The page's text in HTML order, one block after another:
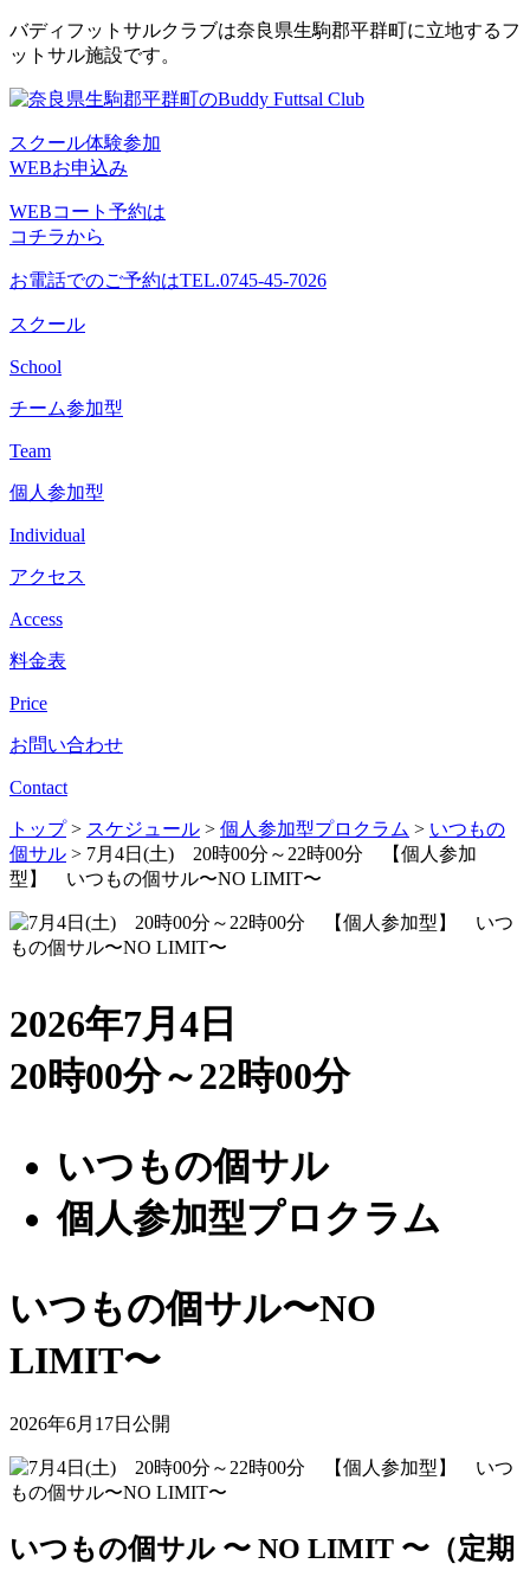
コ
ン
ン
へ
ス
キ
ッ
バディフットサルクラブは奈良県生駒郡平群町に立地するフ
ットサル施設です。
スクール体験参加
WEBお申込み
WEBコート予約は
コチラから
お電話でのご予約はTEL.0745-45-7026
スクール
School
チーム参加型
Team
個人参加型
Individual
アクセス
Access
料金表
Price
お問い合わせ
Contact
トップ> スケジュール > 個人参加型プロクラム > いつもの
個サル > 7月4日(土) 20時00分～22時00分 【個人参加
型】 いつもの個サル〜NO LIMIT〜
2026年7月4日
20時00分～22時00分
いつもの個サル
個人参加型プロクラム
いつもの個サル〜NO
LIMIT〜
2026年6月17日公開
いつもの個サル 〜 NO LIMIT 〜（定期